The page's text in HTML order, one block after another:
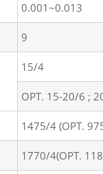
0.001~0.013
9
15/4
OPT. 15-20/6 ;
1475/4 (OPT.
1770/4(OPT.